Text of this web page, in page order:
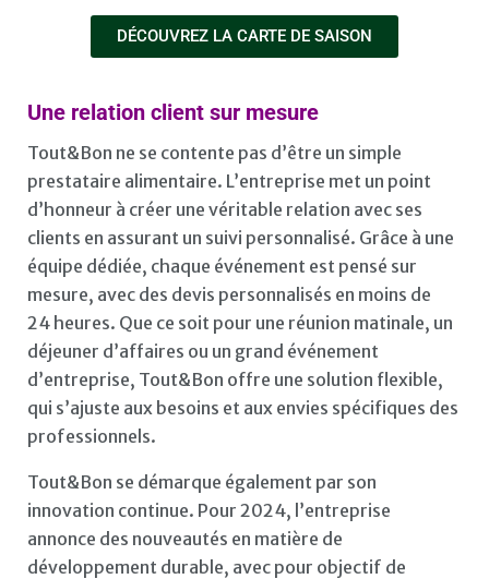
DÉCOUVREZ LA CARTE DE SAISON
Une relation client sur mesure
Tout&Bon ne se contente pas d’être un simple
prestataire alimentaire. L’entreprise met un point
d’honneur à créer une véritable relation avec ses
clients en assurant un suivi personnalisé. Grâce à une
équipe dédiée, chaque événement est pensé sur
mesure, avec des devis personnalisés en moins de
24 heures. Que ce soit pour une réunion matinale, un
déjeuner d’affaires ou un grand événement
d’entreprise, Tout&Bon offre une solution flexible,
qui s’ajuste aux besoins et aux envies spécifiques des
professionnels.
Tout&Bon se démarque également par son
innovation continue. Pour 2024, l’entreprise
annonce des nouveautés en matière de
développement durable, avec pour objectif de